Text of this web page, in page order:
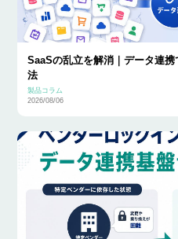
SaaSの乱立を解消｜データ連
法
製品コラム
2026/08/06